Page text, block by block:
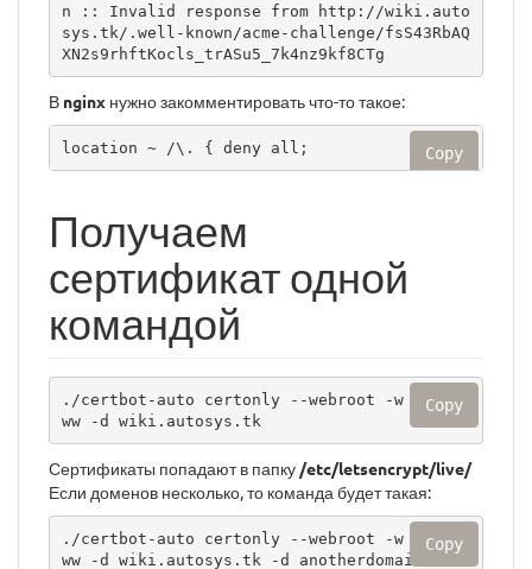
n :: Invalid response from http://wiki.auto
sys.tk/.well-known/acme-challenge/fsS43RbAQ
XN2s9rhftKocls_trASu5_7k4nz9kf8CTg
В nginx нужно закомментировать что-то такое:
location ~ /\. { deny all; Copy
Получаем
сертификат одной
командой
./certbot-auto certonly --webroot -w /var/w
ww -d wiki.autosys.tk
Copy
Сертификаты попадают в папку /etc/letsencrypt/live/
Если доменов несколько, то команда будет такая:
./certbot-auto certonly --webroot -w /var/w
ww -d wiki.autosys.tk -d anotherdomain.auto
Copy